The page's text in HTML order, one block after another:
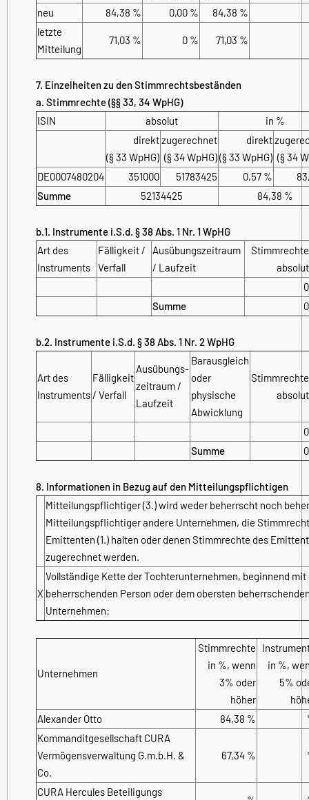
neu 84,38 % 0,00 %
84,38 %
letzte
Mitteilung
71,03 % 0 % 71,03 %
7. Einzelheiten zu den Stimmrechtsbeständen
a. Stimmrechte (§§ 33, 34 WpHG)
ISIN
absolut
in %
direkt
(§ 33 WpHG)
zugerechnet
(§ 34 WpHG)
direkt
(§ 33 WpHG) (§ 34
DE0007480204
351000 51783425 0,57 %
Summe
52134425 84,38 %
b.1. Instrumente i.S.d. § 38 Abs. 1 Nr. 1 WpHG
Art des
Instruments
Fälligkeit /
Verfall
Ausübungs­zeitraum
/ Laufzeit
Stimmrechte
absolut
0
Summe
0
b.2. Instrumente i.S.d. § 38 Abs. 1 Nr. 2 WpHG
Art des
Instruments
Fälligkeit
/ Verfall
Ausübungs­
zeitraum /
Laufzeit
Barausgleich
oder
physische
Abwicklung
Stimmrechte
absolut
0
Summe
0
8. Informationen in Bezug auf den Mitteilungspflichtigen
Mitteilungspflichtiger (3.) wird weder beherrscht noch
Mitteilungspflichtiger andere Unternehmen, die
Emittenten (1.) halten oder denen Stimmrechte des
zugerechnet werden.
X
Vollständige Kette der Tochterunternehmen, beginnend mit
beherrschenden Person oder dem obersten
Unternehmen:
Unternehmen
Stimmrechte
in %, wenn
3% oder
höher
in %,
5%
Alexander Otto
84,38 %
Kommanditgesellschaft CURA
Vermögensverwaltung G.m.b.H. &
Co.
67,34 %
CURA Hercules Beteiligungs